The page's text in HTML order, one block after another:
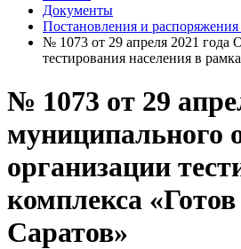
Документы
Постановления и
№ 1073 от 29 апреля 2021 года
тестирования населения в
№ 1073 от 29
муниципального
организации
комплекса
Саратов»